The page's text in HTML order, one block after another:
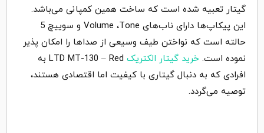
گیتار تعبیه شده است که ساخت همین کمپانی می‌باشد.
این پیکاپ‌ها دارای ناب‌های Volume ،Tone و سوییچ 5
حالته است که نواختن طیف وسیعی از صداها را امکان پذیر
نموده است. خرید گیتار الکتریک
LTD MT-130 – Red به
افرادی که به دنبال گیتاری با کیفیت اما اقتصادی هستند،
توصیه می‌گردد.